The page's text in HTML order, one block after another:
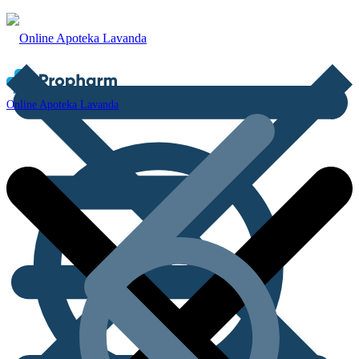
Online Apoteka Lavanda